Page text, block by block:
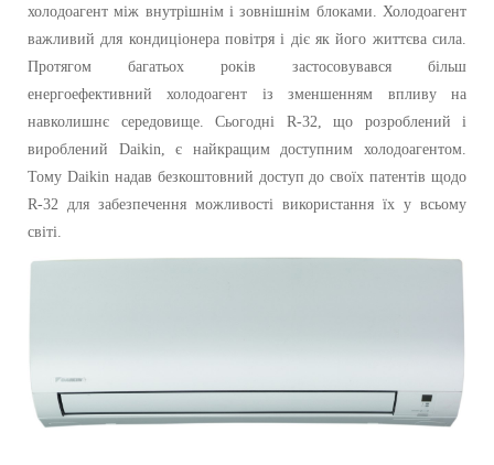
холодоагент між внутрішнім і зовнішнім блоками. Холодоагент
важливий для кондиціонера повітря і діє як його життєва сила.
Протягом багатьох років застосовувався більш
енергоефективний холодоагент із зменшенням впливу на
навколишнє середовище. Сьогодні R-32, що розроблений і
вироблений Daikin, є найкращим доступним холодоагентом.
Тому Daikin надав безкоштовний доступ до своїх патентів щодо
R-32 для забезпечення можливості використання їх у всьому
світі.